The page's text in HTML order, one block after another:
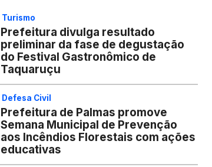
Turismo
Prefeitura divulga resultado
preliminar da fase de degustação
do Festival Gastronômico de
Taquaruçu
Defesa Civil
Prefeitura de Palmas promove
Semana Municipal de Prevenção
aos Incêndios Florestais com ações
educativas